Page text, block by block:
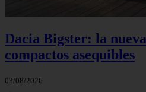
Dacia Bigster: la
compactos asequibles
03/08/2026